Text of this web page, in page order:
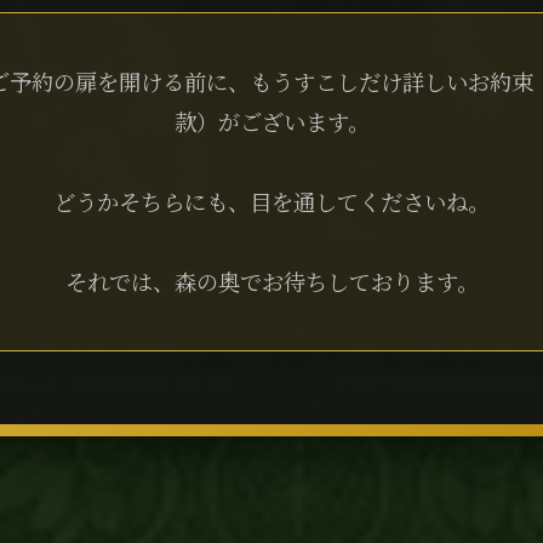
予約の扉を開ける前に、もうすこしだけ詳しいお約束
款）がございます。
どうかそちらにも、目を通してくださいね。
それでは、森の奥でお待ちしております。